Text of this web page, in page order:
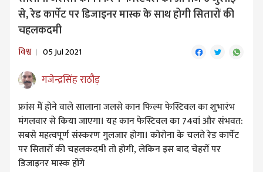
से, रेड कार्पेट पर डिजाइनर मास्क के साथ होगी सितारों की
चहलकदमी
विश्व 05 Jul 2021
गजेन्द्रसिंह राठौड़
फ्रांस मेें होने वाले सालाना जलसे कान फिल्म फेस्टिवल का शुभारंभ
मंगलवार से किया जाएगा। यह कान फेस्टिवल का 74वां और संभवत:
सबसे महत्वपूर्ण संस्करण गुलजार होगा। कोरोना के चलते रेड कार्पेट
पर सितारों की चहलकदमी तो होगी, लेकिन इस बाद चेहरों पर
डिजाइनर मास्क होंगे